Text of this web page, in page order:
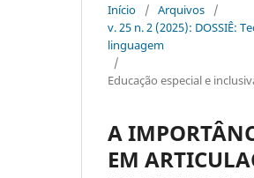
Início / Arquivos
/
v. 25 n. 2 (2025): DOSSIÊ:
linguagem
/
Educação especial e
A
EM